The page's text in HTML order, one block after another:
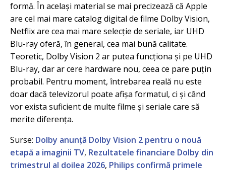
formă. În același material se mai precizează că Apple
are cel mai mare catalog digital de filme Dolby Vision,
Netflix are cea mai mare selecție de seriale, iar UHD
Blu-ray oferă, în general, cea mai bună calitate.
Teoretic, Dolby Vision 2 ar putea funcționa și pe UHD
Blu-ray, dar ar cere hardware nou, ceea ce pare puțin
probabil. Pentru moment, întrebarea reală nu este
doar dacă televizorul poate afișa formatul, ci și când
vor exista suficient de multe filme și seriale care să
merite diferența.
Surse: Dolby anunță Dolby Vision 2 pentru o nouă
etapă a imaginii TV, Rezultatele financiare Dolby din
trimestrul al doilea 2026, Philips confirmă primele